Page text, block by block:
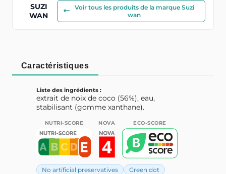
SUZI
WAN
Voir tous les produits de la marque Suzi
wan
Caractéristiques
Liste des ingrédients :
extrait de noix de coco (56%), eau,
stabilisant (gomme xanthane).
NUTRI-SCORE NOVA ECO-SCORE
No artificial preservatives
Green dot